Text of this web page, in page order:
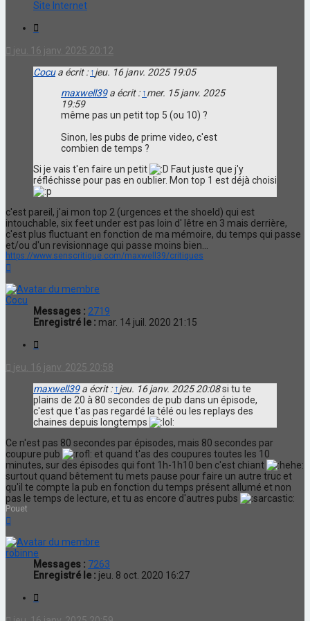
maxwell39
Site Internet
jeu. 16 janv. 2025 20:12
Cocua écrit : ↑jeu. 16 janv. 2025 19:05
maxwell39a écrit : ↑mer. 15 janv. 2025
19:59
même pas un petit top 5 (ou 10) ?
Sinon, les pubs de prime video, c'est
combien de temps ?
Si je vais t'en faire un petit
Faut juste que j'y
réfléchisse pour pas en oublier. Mon top 1 est déjà choisi
c'est pareil, j'ai mon top 2 (urgences et the shoeld) qui est
intouchable, six feet under est pas loin d' lêtre en 3 mais derrière,
c'est plus fluctuant en fonction de ma mémoire, du temps qui passe
et/ou d'un revisionnage qui passe moins bien...
https://www.senscritique.com/maxwell39/critiques
Cocu
Messages : 2719
Enregistré le : mar. 14 juil. 2020 21:15
jeu. 16 janv. 2025 20:58
maxwell39a écrit : ↑jeu. 16 janv. 2025 20:08si tu te
plains de 20 à 80 secondes de pub dans un épisode,
c'est que t'as pas regardé la télé ou les replays des
chaines depuis longtemps
Ce n'est pas 80 secondes par épisodes, mais 80 secondes par
coupure pub
et quand t'as des coupures toutes les 10
minutes, sur des épisodes qui font 1h-1h10 ben c'est chiant
surtout quand bêtement tu mets pause pour faire un autre truc et
qu'il te compte la pub en fonction du temps présent allumé et non
pas le temps de lecture, et tu as encore d'autres pubs
Pouet
robinne
Messages : 7263
Enregistré le : jeu. 8 oct. 2020 16:27